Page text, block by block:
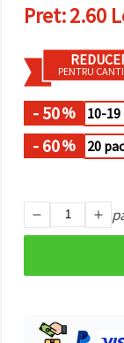
clic pe
"acceptati
indicați
preferințele
selectând
un tip de
cookie -uri
Аcceptati
Pret:2.60
PENTRU
- 50% 10-
- 60% 20